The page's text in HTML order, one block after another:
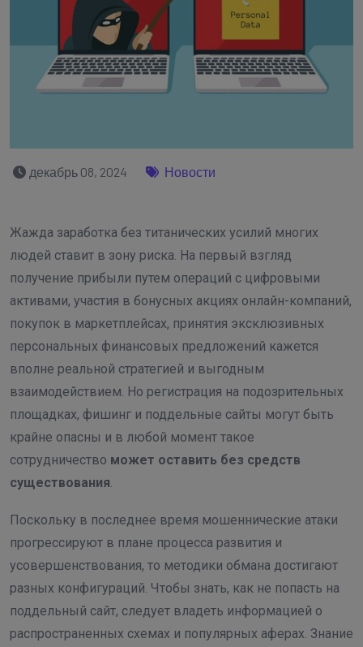
декабрь 08, 2024 Новости
Жажда заработка без титанических усилий многих
людей ставит в зону риска. На первый взгляд
получение прибыли путем операций с цифровыми
активами, участия в бонусных акциях онлайн-компаний,
покупок в маркетплейсах, принятия эксклюзивных
персональных финансовых предложений кажется
вполне реальной стратегией и выгодным
взаимодействием. Но регистрация на подозрительных
площадках, фишинг и поддельные сайты могут быть
крайне опасны и в любой момент такое
сотрудничество может оставить без средств
существования
Поскольку в последнее время мошеннические атаки
прогрессируют в плане процесса развития и
усовершенствования, то методики обмана достигают
разных конфигураций. Чтобы знать, как не попасть на
поддельный сайт, следует владеть информацией о
распространенных схемах и популярных аферах. Знание